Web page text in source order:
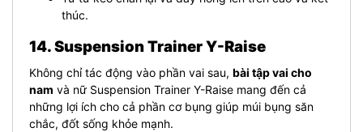
thúc.
14. Suspension Trainer Y-Raise
Không chỉ tác động vào phần vai sau, bài tập vai cho
nam và nữ Suspension Trainer Y-Raise mang đến cả
những lợi ích cho cả phần cơ bụng giúp múi bụng săn
chắc, đốt sống khỏe mạnh.